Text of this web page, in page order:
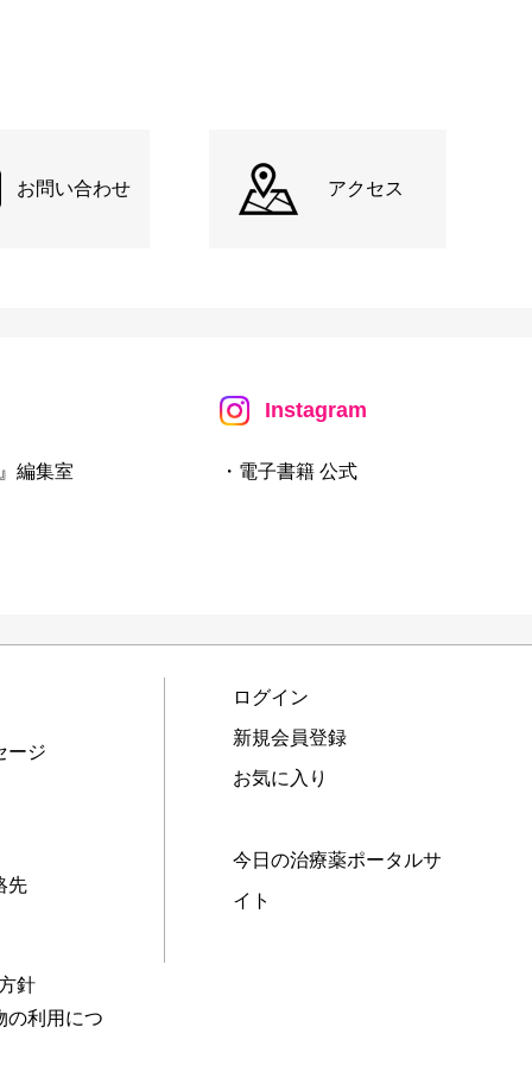
お問い合わせ アクセス
編集室
Instagram
・電子書籍 公式
ージ
先
針
の利用につ
ログイン
新規会員登録
お気に入り
今日の治療薬ポータルサ
イト